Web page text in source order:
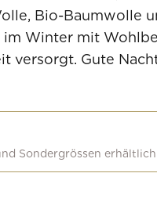
Bio-Baumwolle
im Winter mit
versorgt. Gute
Sondergrössen erhältlich.